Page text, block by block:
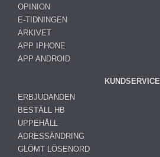
OPINION
E-TIDNINGEN
ARKIVET
APP IPHONE
APP ANDROID
KUNDSERVICE
ERBJUDANDEN
BESTÄLL HB
UPPEHÅLL
ADRESSÄNDRING
GLÖMT LÖSENORD